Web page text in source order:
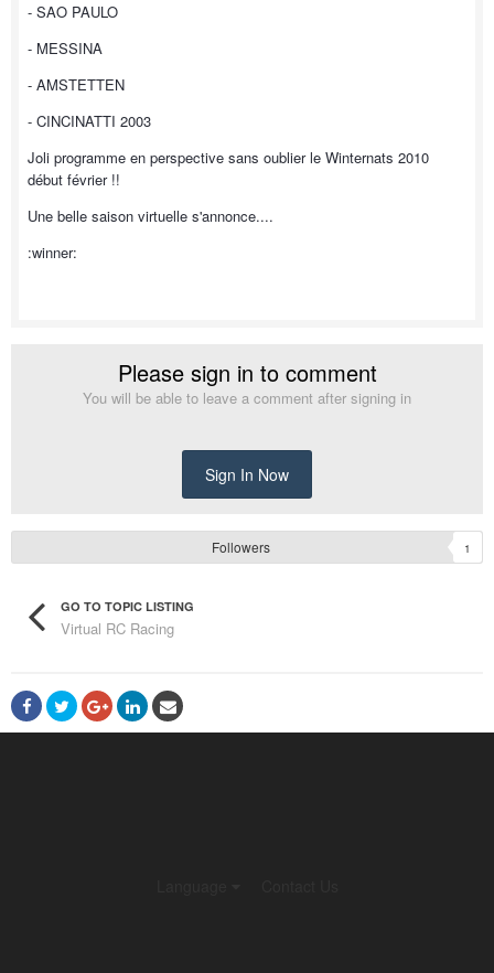
- SAO PAULO
- MESSINA
- AMSTETTEN
- CINCINATTI 2003
Joli programme en perspective sans oublier le Winternats 2010
début février !!
Une belle saison virtuelle s'annonce....
:winner:
Please sign in to comment
You will be able to leave a comment after signing in
Sign In Now
Followers 1
GO TO TOPIC LISTING
Virtual RC Racing